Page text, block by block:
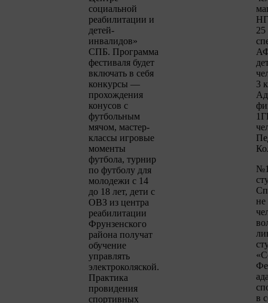
социальной
реабилитации и
детей-
инвалидов»
СПБ. Программа
фестиваля будет
включать в себя
конкурсы —
прохождения
конусов с
футбольным
мячом, мастер-
классы игровые
моменты
футбола, турнир
по футболу для
молодежи с 14
до 18 лет, дети с
ОВЗ из центра
реабилитации
Фрунзенского
района получат
обучение
управлять
электроколяской.
Практика
провидения
спортивных
25
3
не
в